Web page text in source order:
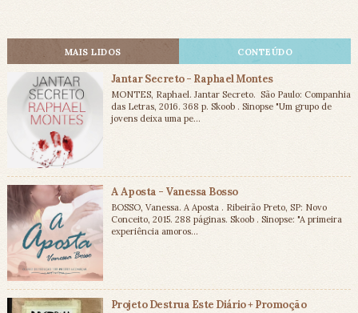
MAIS LIDOS CONTEÚDO
Jantar Secreto - Raphael Montes
MONTES, Raphael. Jantar Secreto. São Paulo: Companhia
das Letras, 2016. 368 p. Skoob . Sinopse "Um grupo de
jovens deixa uma pe...
A Aposta - Vanessa Bosso
BOSSO, Vanessa. A Aposta . Ribeirão Preto, SP: Novo
Conceito, 2015. 288 páginas. Skoob . Sinopse: "A primeira
experiência amoros...
Projeto Destrua Este Diário + Promoção